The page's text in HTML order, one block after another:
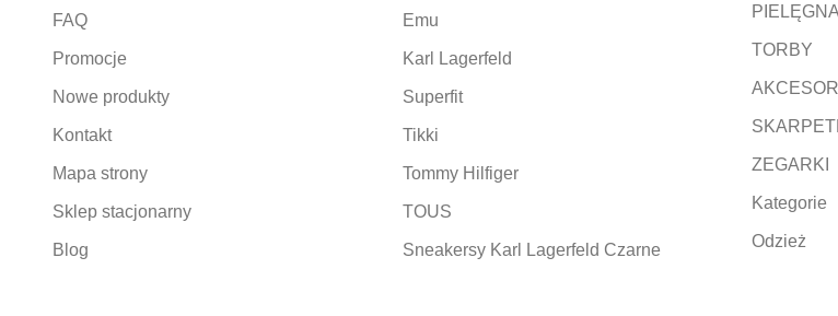
FAQ
Promocje
Nowe produkty
Kontakt
Mapa strony
Sklep stacjonarny
Blog
Emu
Karl Lagerfeld
Superfit
Tikki
Tommy Hilfiger
TOUS
Sneakersy Karl Lagerfeld Czarne
TORBY
ZEGARKI
Kategorie
Odzież